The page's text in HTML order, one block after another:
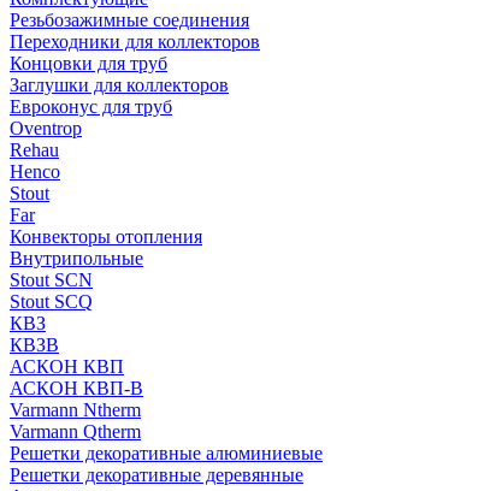
Резьбозажимные соединения
Переходники для коллекторов
Концовки для труб
Заглушки для коллекторов
Евроконус для труб
Oventrop
Rehau
Henco
Stout
Far
Конвекторы отопления
Внутрипольные
Stout SCN
Stout SCQ
КВЗ
КВЗВ
АСКОН КВП
АСКОН КВП-В
Varmann Ntherm
Varmann Qtherm
Решетки декоративные алюминиевые
Решетки декоративные деревянные